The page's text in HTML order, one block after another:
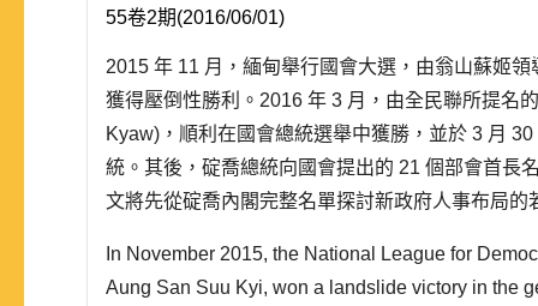
55卷2期(2016/06/01)
2015 年 11 月，緬甸舉行國會大選，由翁山蘇姬
獲得壓倒性勝利。2016 年 3 月，由全民聯所提名
Kyaw)，順利在國會總統選舉中獲勝，並於 3 月
統。其後，碇喬總統向國會提出的 21 個部會首長
文將先從碇喬內閣完整名單探討新政府人事布局的
In November 2015, the National League for
Aung San Suu Kyi, won a landslide victory in the